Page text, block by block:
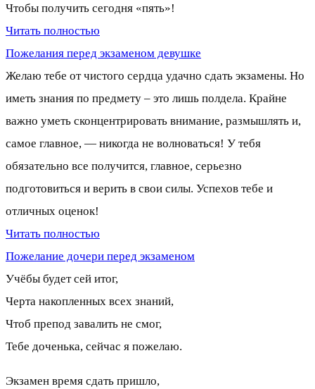
Чтобы получить сегодня «пять»!
Читать полностью
Пожелания перед экзаменом девушке
Желаю тебе от чистого сердца удачно сдать экзамены. Но
иметь знания по предмету – это лишь полдела. Крайне
важно уметь сконцентрировать внимание, размышлять и,
самое главное, — никогда не волноваться! У тебя
обязательно все получится, главное, серьезно
подготовиться и верить в свои силы. Успехов тебе и
отличных оценок!
Читать полностью
Пожелание дочери перед экзаменом
Учёбы будет сей итог,
Черта накопленных всех знаний,
Чтоб препод завалить не смог,
Тебе доченька, сейчас я пожелаю.
Экзамен время сдать пришло,